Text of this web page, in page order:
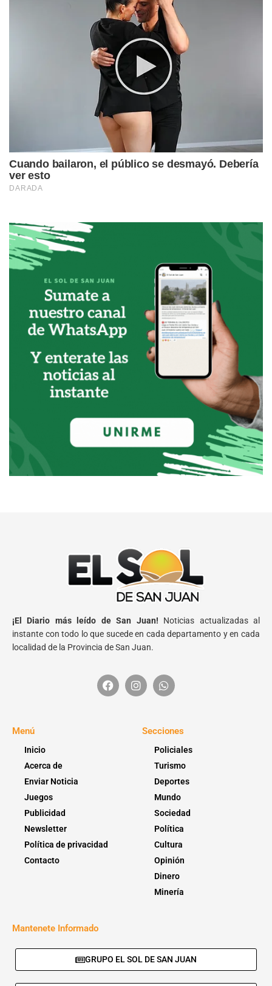
¡El Diario más leído de San Juan! Noticias actualizadas al
instante con todo lo que sucede en cada departamento y en cada
localidad de la Provincia de San Juan.
Menú
Inicio
Acerca de
Enviar Noticia
Juegos
Publicidad
Newsletter
Política de privacidad
Contacto
Secciones
Policiales
Turismo
Deportes
Mundo
Sociedad
Política
Cultura
Opinión
Dinero
Minería
Mantenete Informado
GRUPO EL SOL DE SAN JUAN